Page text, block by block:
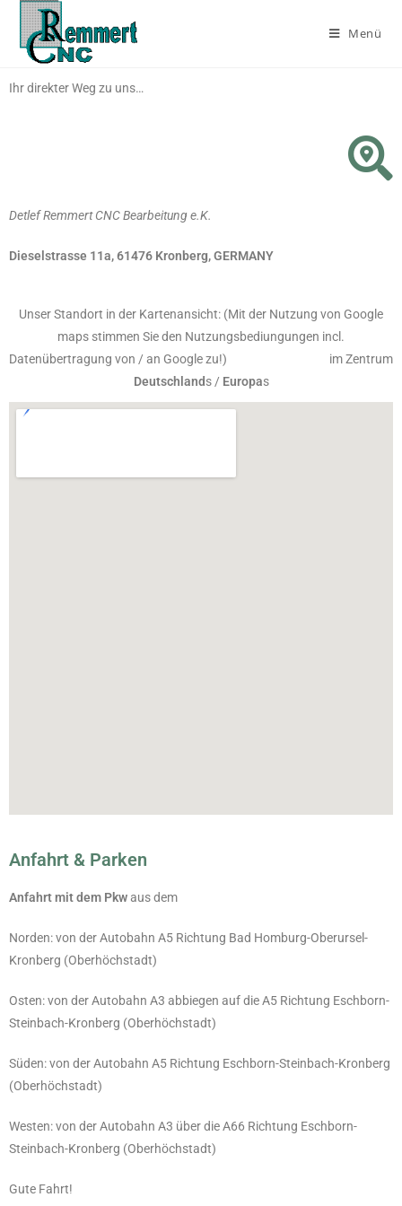
Menü
Ihr direkter Weg zu uns…
Detlef Remmert CNC Bearbeitung e.K.
Dieselstrasse 11a,61476 Kronberg, GERMANY
Unser Standort in der Kartenansicht: (Mit der Nutzung von Google
maps stimmen Sie den Nutzungsbediungungen incl.
Datenübertragung von / an Google zu!) im Zentrum
Deutschlands / Europas
Anfahrt & Parken
Anfahrt mit dem Pkwaus dem
Norden: von der Autobahn A5 Richtung Bad Homburg-Oberursel-
Kronberg (Oberhöchstadt)
Osten: von der Autobahn A3 abbiegen auf die A5 Richtung Eschborn-
Steinbach-Kronberg (Oberhöchstadt)
Süden: von der Autobahn A5 Richtung Eschborn-Steinbach-Kronberg
(Oberhöchstadt)
Westen: von der Autobahn A3 über die A66 Richtung Eschborn-
Steinbach-Kronberg (Oberhöchstadt)
Gute Fahrt!